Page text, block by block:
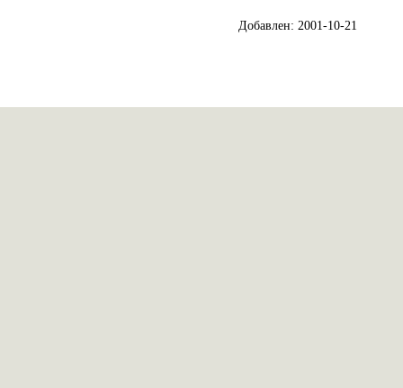
Добавлен: 2001-10-21